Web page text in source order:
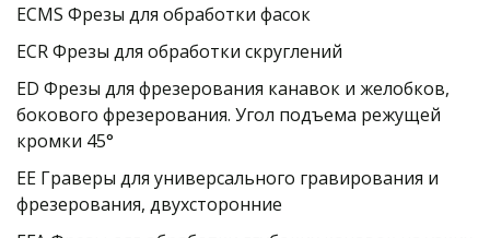
ECMS Фрезы для обработки фасок
ECR Фрезы для обработки скруглений
ED Фрезы для фрезерования канавок и желобков,
бокового фрезерования. Угол подъема режущей
кромки 45°
EE Граверы для универсального гравирования и
фрезерования, двухсторонние